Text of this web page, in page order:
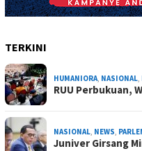
TERKINI
HUMANIORA, NASIONAL,
RUU Perbukuan,
NASIONAL, NEWS,
Juniver Girsang